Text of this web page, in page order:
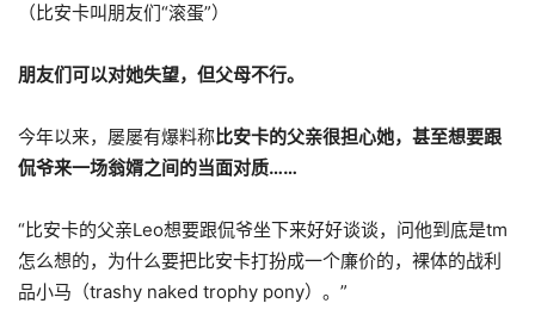
（比安卡叫朋友们“滚蛋”）
朋友们可以对她失望，但父母不行。
今年以来，屡屡有爆料称比安卡的父亲很担心她，甚至想要跟
侃爷来一场翁婿之间的当面对质……
“比安卡的父亲Leo想要跟侃爷坐下来好好谈谈，问他到底是tm
怎么想的，为什么要把比安卡打扮成一个廉价的，裸体的战利
品小马（trashy naked trophy pony）。”